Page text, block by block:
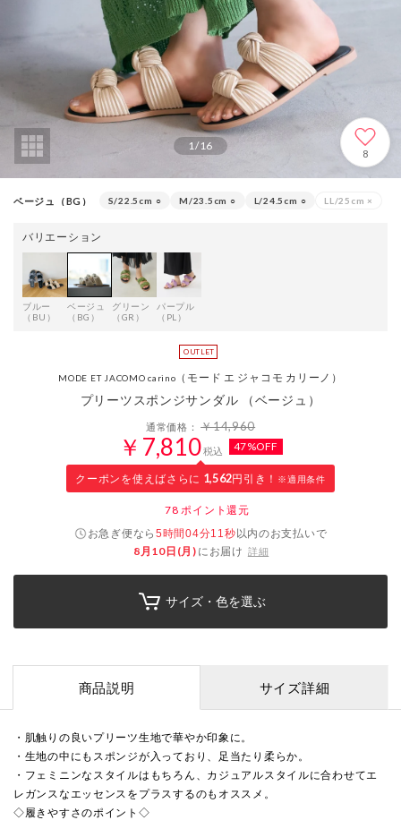
1/16
8
ベージュ（BG） S/22.5cm ○ M/23.5cm ○ L/24.5cm ○ LL/25cm ×
バリエーション
ブルー
（BU）
ベージュ
（BG）
グリーン
（GR）
パープル
（PL）
MODE ET JACOMO carino （モード エ ジャコモ カリーノ）
プリーツスポンジサンダル （ベージュ）
通常価格：￥14,960
￥7,810税込 47%OFF
クーポンを使えばさらに 1,562円引き！ ※適用条件
78 ポイント還元
お急ぎ便なら5時間04分10秒以内のお支払いで
8月10日(月) にお届け 詳細
サイズ・色を選ぶ
商品説明 サイズ詳細
・肌触りの良いプリーツ生地で華やか印象に。
・生地の中にもスポンジが入っており、足当たり柔らか。
・フェミニンなスタイルはもちろん、カジュアルスタイルに合わせてエ
レガンスなエッセンスをプラスするのもオススメ。
◇履きやすさのポイント◇